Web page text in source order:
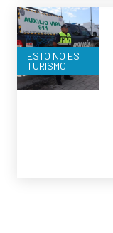
ESTO NO ES
TURISMO